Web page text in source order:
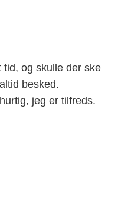
tid, og skulle der ske
besked.
jeg er tilfreds.